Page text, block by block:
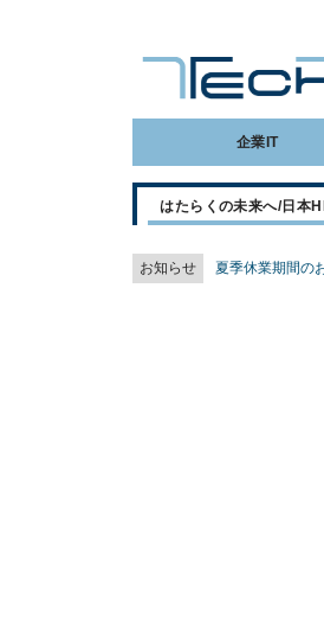
企業IT
はたらくの未来へ/日本
お知らせ 夏季休業期間の